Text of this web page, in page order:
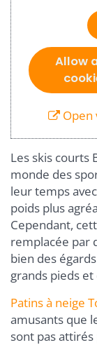
Allow
Open
Les skis courts
monde des
leur temps
poids plus
Cependant,
remplacée par
bien des
grands pieds
Patins à neige
amusants que
sont pas